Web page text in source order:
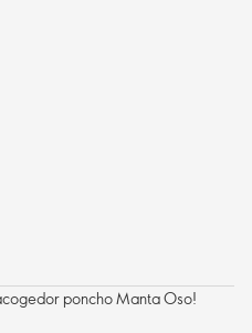
poncho Manta Oso!